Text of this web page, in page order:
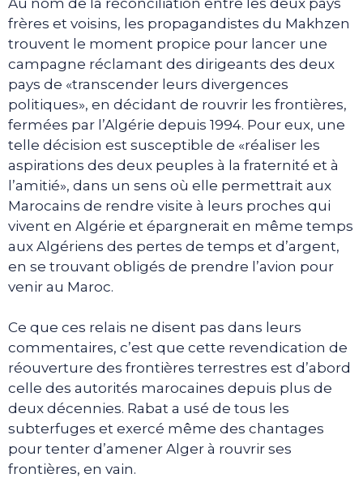
frères et voisins, les propagandistes du Makhzen
trouvent le moment propice pour lancer une
campagne réclamant des dirigeants des deux
pays de «transcender leurs divergences
politiques», en décidant de rouvrir les frontières,
fermées par l’Algérie depuis 1994. Pour eux, une
telle décision est susceptible de «réaliser les
aspirations des deux peuples à la fraternité et à
l’amitié», dans un sens où elle permettrait aux
Marocains de rendre visite à leurs proches qui
vivent en Algérie et épargnerait en même temps
aux Algériens des pertes de temps et d’argent,
en se trouvant obligés de prendre l’avion pour
venir au Maroc.
Ce que ces relais ne disent pas dans leurs
commentaires, c’est que cette revendication de
réouverture des frontières terrestres est d’abord
celle des autorités marocaines depuis plus de
deux décennies. Rabat a usé de tous les
subterfuges et exercé même des chantages
pour tenter d’amener Alger à rouvrir ses
frontières, en vain.